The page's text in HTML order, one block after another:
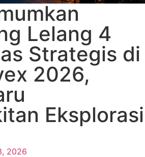
Lelang 4
Strategis di
2026,
Eksplorasi
2026